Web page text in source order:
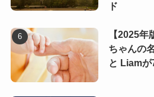
ド
【2025
ちゃんの
と Liam